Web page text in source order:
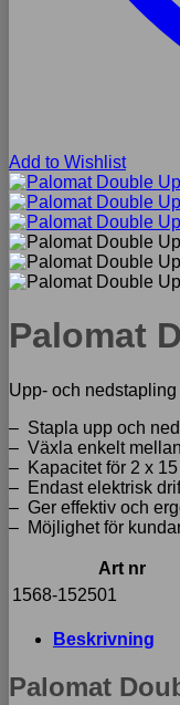
Add to Wishlist
Palomat
Upp- och
– Stapla upp och
– Växla enkelt
– Kapacitet för 2 x
– Endast elektrisk
– Ger effektiv och
– Möjlighet för
Art nr
1568-152501
Beskrivning
Palomat